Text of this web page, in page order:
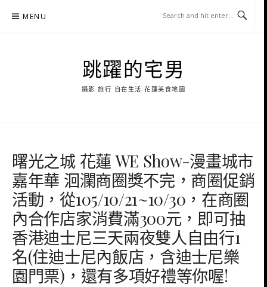
MENU
跳躍的宅男
攝影 旅行 自在生活 花蓮美食地圖
曙光之城 花蓮 WE Show-漫畫城市
嘉年華 洄瀾商圈獎不完，商圈促銷
活動，從105/10/21~10/30，在商圈
內合作店家消費滿300元，即可抽
香港迪士尼三天兩夜雙人自由行1
名(住迪士尼內飯店，含迪士尼樂
園門票)，還有多項好禮等你喔!